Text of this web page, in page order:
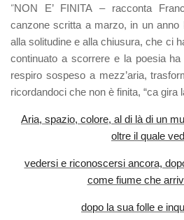
“NON E’ FINITA – racconta
canzone scritta a marzo, in un
alla solitudine e alla chiusura, che ci
continuato a scorrere e la poesia
respiro sospeso a mezz’aria,
ricordandoci che non è finita, “ca gira
Aria, spazio, colore, al di là di un
oltre il quale
vedersi e riconoscersi ancora,
come fiume che
dopo la sua folle e